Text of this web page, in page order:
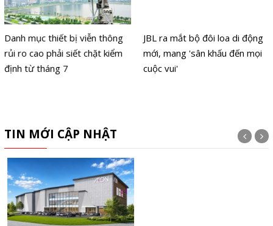
Danh mục thiết bị viễn thông
rủi ro cao phải siết chặt kiểm
định từ tháng 7
JBL ra mắt bộ đôi loa di động
mới, mang 'sân khấu đến mọi
cuộc vui'
TIN MỚI CẬP NHẬT